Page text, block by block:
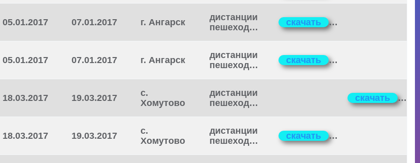
05.01.2017 07.01.2017 г. Ангарск
дистанции
пешеходные
скачать
05.01.2017 07.01.2017 г. Ангарск
дистанции
пешеходные
скачать
18.03.2017 19.03.2017
с.
Хомутово
дистанции
пешеходные
скачать
18.03.2017 19.03.2017
с.
Хомутово
дистанции
пешеходные
скачать